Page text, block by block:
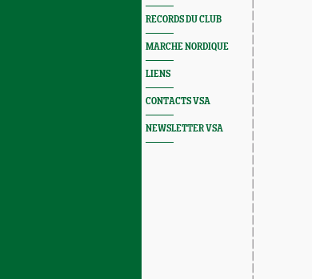
RECORDS DU CLUB
MARCHE NORDIQUE
LIENS
CONTACTS VSA
NEWSLETTER VSA